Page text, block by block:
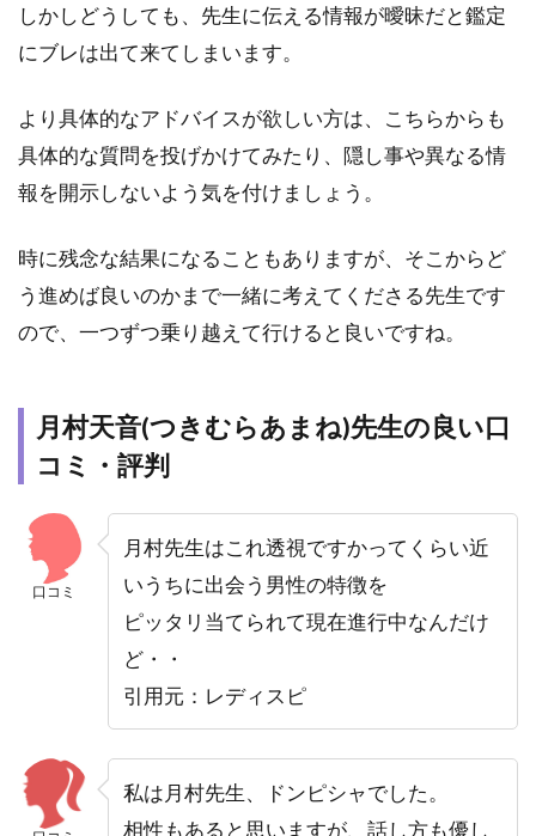
しかしどうしても、先生に伝える情報が曖昧だと鑑定
にブレは出て来てしまいます。
より具体的なアドバイスが欲しい方は、こちらからも
具体的な質問を投げかけてみたり、隠し事や異なる情
報を開示しないよう気を付けましょう。
時に残念な結果になることもありますが、そこからど
う進めば良いのかまで一緒に考えてくださる先生です
ので、一つずつ乗り越えて行けると良いですね。
月村天音(つきむらあまね)先生の良い口
コミ・評判
口コミ
月村先生はこれ透視ですかってくらい近
いうちに出会う男性の特徴を
ピッタリ当てられて現在進行中なんだけ
ど・・
引用元：レディスピ
私は月村先生、ドンピシャでした。
相性もあると思いますが、話し方も優し